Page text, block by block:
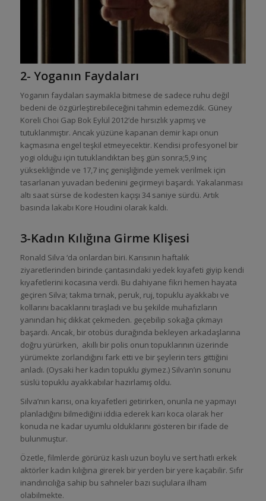
2- Yoganın Faydaları
Yoganın faydaları saymakla bitmese de sadece ruhu değil
bedeni de özgürleştirebileceğini tahmin edemezdik. Güney
Koreli Choi Gap Bok Eylül 2012’de hırsızlık yapmış ve
tutuklanmıştır. Ancak yüzüne kapanan demir kapı onun
kaçmasına engel teşkil etmeyecektir. Kendisi profesyonel bir
yogi olduğu için tutuklandıktan beş gün sonra;5,9 inç
yüksekliğinde ve 17,7 inç genişliğinde yemek verilmek için
tasarlanan yuvadan bedenini geçirmeyi başardı. Yakalanması
altı saat sürse de kodesten kaçışı 34 saniye sürdü. Artık
basında lakabı Kore Houdini olarak kaldı.
3-Kadın Kılığına Girme Klişesi
Ronald Silva ‘da onlardan biri. Karısının haftalık
ziyaretlerinden birinde çantasındaki yedek kıyafeti giyip kendi
kıyafetlerini kocasına verdi. Bu dahiyane fikri hemen hayata
geçiren Silva; takma tırnak, peruk, ruj, topuklu ayakkabı ve
kollarını bacaklarını tıraşladı ve bu şekilde muhafızların
yanından hiç dikkat çekmeden. geçebilip sokağa çıkmayı
başardı. Ancak, bir otobüs durağında bekleyen arkadaşlarına
doğru yürürken, akıllı bir polis onun topuklarının üzerinde
yürümekte zorlandığını fark etti ve bir şeylerin ters gittiğini
anladı. (Oysaki her kadın topuklu giymez.) Silvan’ın sonunu
süslü topuklu ayakkabılar hazırlamış oldu.
Silva’nın karısı, ona kıyafetleri getirirken, onunla ne yapmayı
planladığını bilmediğini iddia ederek karı koca olarak her
konuda ne kadar uyumlu olduklarını gösteren bir ifade de
bulunmuştur.
Özetle, filmlerde görürüz kaslı uzun boylu ve sert hatlı erkek
aktörler kadın kılığına girerek bir yerden bir yere kaçabilir. Sıfır
inandırıcılığa sahip bu sahneler bazı suçlulara ilham
olabilmekte.